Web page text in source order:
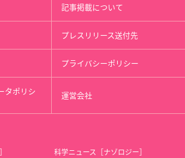
記事掲載について
プレスリリース送付先
プライバシーポリシー
タポリシ 運営会社
科学ニュース［ナゾロジー］